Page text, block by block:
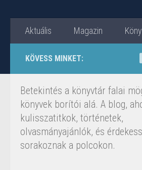
Aktuális Magazin
KÖVESS MINKET:
Betekintés a könyvtár falai
könyvek borítói alá. A blog,
kulisszatitkok, történetek,
olvasmányajánlók, és
sorakoznak a polcokon.